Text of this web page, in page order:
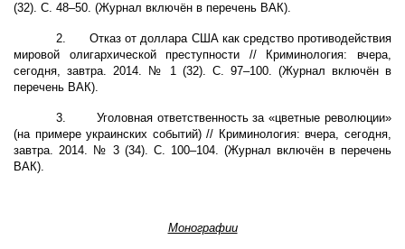
(32). С. 48–50. (Журнал включён в перечень ВАК).
2.
Отказ от доллара США как средство противодействия
мировой олигархической преступности // Криминология: вчера,
сегодня, завтра. 2014. № 1 (32). С. 97–100. (Журнал включён в
перечень ВАК).
3.
Уголовная ответственность за «цветные революции»
(на примере украинских событий) // Криминология: вчера, сегодня,
завтра. 2014. № 3 (34). С. 100–104. (Журнал включён в перечень
ВАК).
Монографии